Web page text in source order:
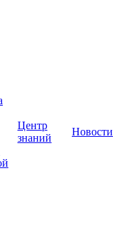
Центр
знаний
Новости